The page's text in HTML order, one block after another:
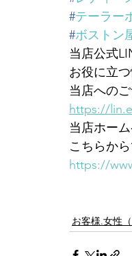
#テーラー
#ボストン
当店公式
お役に立
当店への
https://
当店ホーム
こちらか
https://
お客様.女性（